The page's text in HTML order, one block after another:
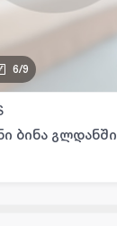
6/9
ბინა გლდანში